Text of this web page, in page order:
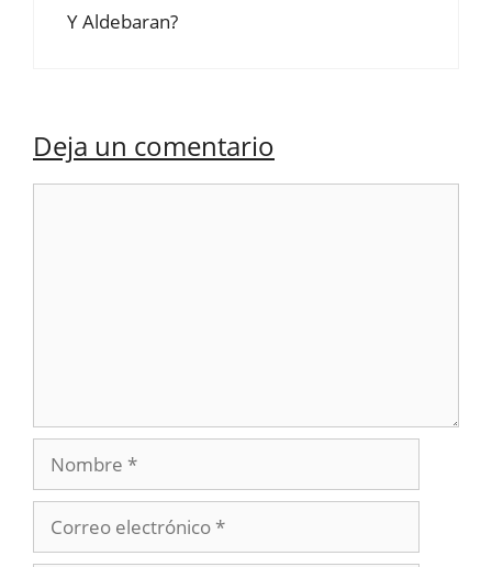
Y Aldebaran?
Deja un comentario
Nombre
electrónico